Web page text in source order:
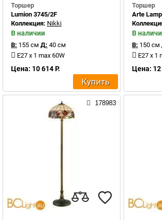
Торшер
Lumion 3745/2F
Коллекция: Nikki
В наличии
В: 155 см Д: 40 см
E27 x 1 max 60W
Цена: 10 614 Р.
Купить
Торшер
Arte
В
В: 150 см
E27 x 1
Цена: 12
178983